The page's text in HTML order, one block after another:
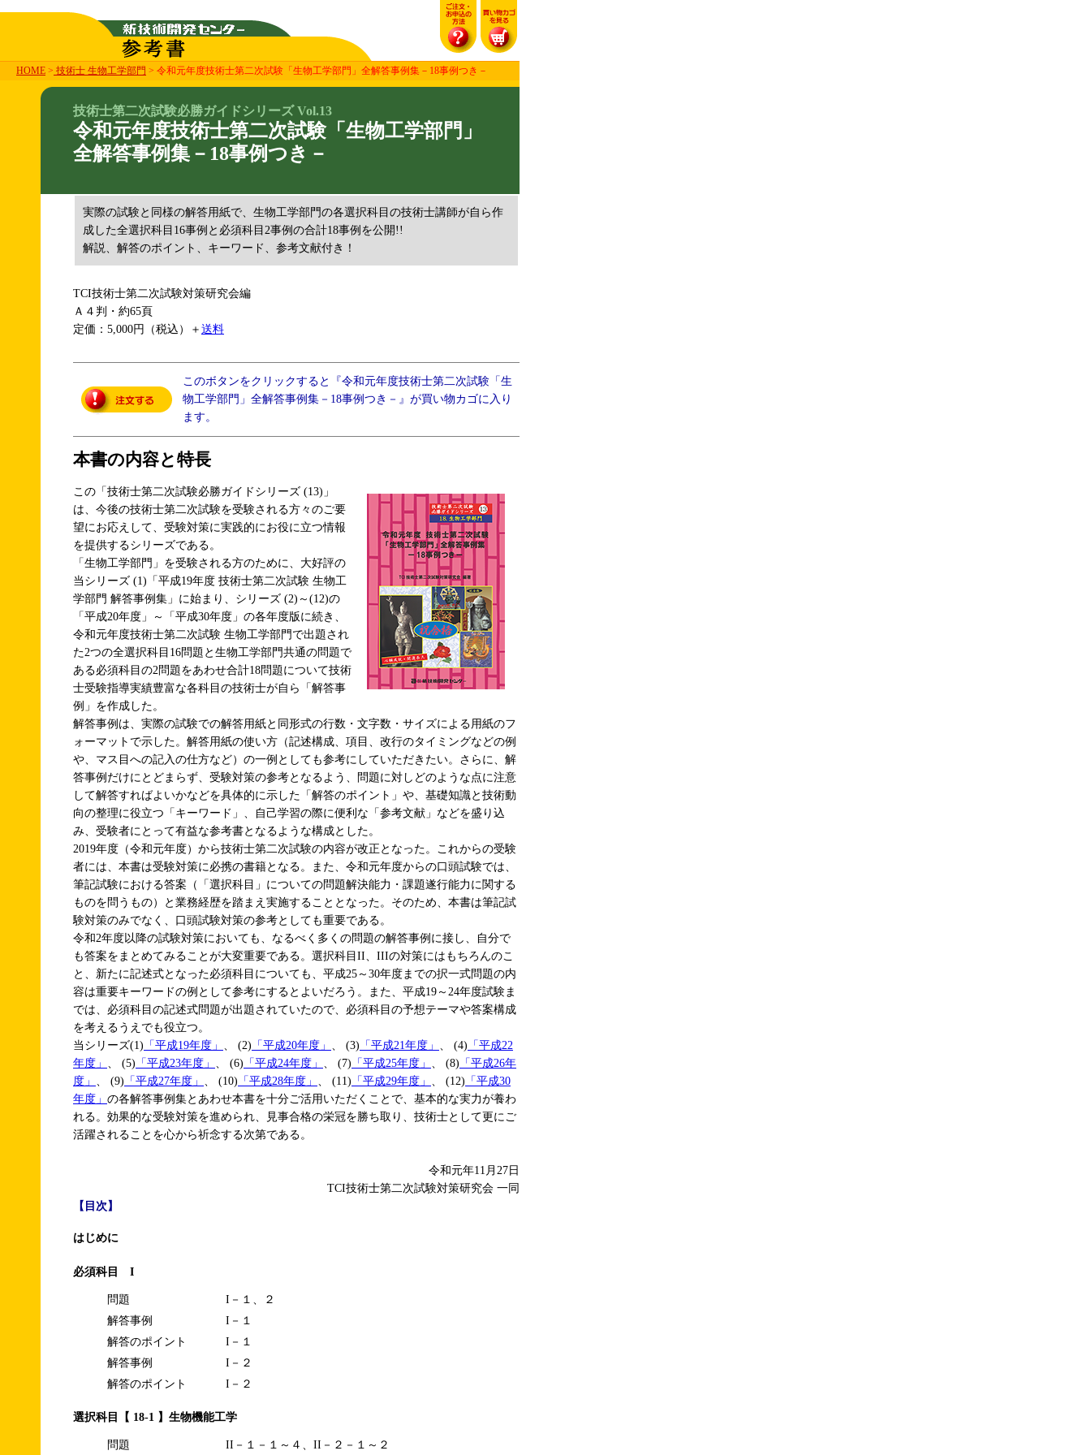
HOME > 技術士 生物工学部門 > 令和元年度技術士第二次試験「生物工学部門」全解答事例集－18事例つき－
技術士第二次試験必勝ガイドシリーズ Vol.13
令和元年度技術士第二次試験「生物工学部門」
全解答事例集－18事例つき－
実際の試験と同様の解答用紙で、生物工学部門の各選択科目の技術士講師が自ら作
成した全選択科目16事例と必須科目2事例の合計18事例を公開!!
解説、解答のポイント、キーワード、参考文献付き！
TCI技術士第二次試験対策研究会編
Ａ４判・約65頁
定価：5,000円（税込）＋ 送料
このボタンをクリックすると『令和元年度技術士第二次試験「生
物工学部門」全解答事例集－18事例つき－』が買い物カゴに入り
ます。
本書の内容と特長
この「技術士第二次試験必勝ガイドシリーズ (13)」
は、今後の技術士第二次試験を受験される方々のご要
望にお応えして、受験対策に実践的にお役に立つ情報
を提供するシリーズである。
「生物工学部門」を受験される方のために、大好評の
当シリーズ (1)「平成19年度 技術士第二次試験 生物工
学部門 解答事例集」に始まり、シリーズ (2)～(12)の
「平成20年度」～「平成30年度」の各年度版に続き、
令和元年度技術士第二次試験 生物工学部門で出題され
た2つの全選択科目16問題と生物工学部門共通の問題で
ある必須科目の2問題をあわせ合計18問題について技術
士受験指導実績豊富な各科目の技術士が自ら「解答事
例」を作成した。
解答事例は、実際の試験での解答用紙と同形式の行数・文字数・サイズによる用紙のフ
ォーマットで示した。解答用紙の使い方（記述構成、項目、改行のタイミングなどの例
や、マス目への記入の仕方など）の一例としても参考にしていただきたい。さらに、解
答事例だけにとどまらず、受験対策の参考となるよう、問題に対しどのような点に注意
して解答すればよいかなどを具体的に示した「解答のポイント」や、基礎知識と技術動
向の整理に役立つ「キーワード」、自己学習の際に便利な「参考文献」などを盛り込
み、受験者にとって有益な参考書となるような構成とした。
2019年度（令和元年度）から技術士第二次試験の内容が改正となった。これからの受験
者には、本書は受験対策に必携の書籍となる。また、令和元年度からの口頭試験では、
筆記試験における答案（「選択科目」についての問題解決能力・課題遂行能力に関する
ものを問うもの）と業務経歴を踏まえ実施することとなった。そのため、本書は筆記試
験対策のみでなく、口頭試験対策の参考としても重要である。
令和2年度以降の試験対策においても、なるべく多くの問題の解答事例に接し、自分で
も答案をまとめてみることが大変重要である。選択科目II、IIIの対策にはもちろんのこ
と、新たに記述式となった必須科目についても、平成25～30年度までの択一式問題の内
容は重要キーワードの例として参考にするとよいだろう。また、平成19～24年度試験ま
では、必須科目の記述式問題が出題されていたので、必須科目の予想テーマや答案構成
を考えるうえでも役立つ。
当シリーズ(1) 「平成19年度」 、 (2) 「平成20年度」 、 (3) 「平成21年度」 、 (4) 「平成22
年度」
、 (5) 「平成23年度」 、 (6) 「平成24年度」 、 (7) 「平成25年度」 、 (8) 「平成26年
度」
、 (9) 「平成27年度」 、 (10) 「平成28年度」 、 (11) 「平成29年度」 、 (12) 「平成30
年度」 の各解答事例集とあわせ本書を十分ご活用いただくことで、基本的な実力が養わ
れる。効果的な受験対策を進められ、見事合格の栄冠を勝ち取り、技術士として更にご
活躍されることを心から祈念する次第である。
令和元年11月27日
TCI技術士第二次試験対策研究会 一同
【目次】
はじめに
必須科目 I
問題
I－１、２
解答事例
I－１
解答のポイント
I－１
解答事例
I－２
解答のポイント
I－２
選択科目【 18-1 】生物機能工学
問題 II－１－１～４、II－２－１～２